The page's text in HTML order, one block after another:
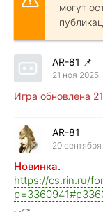
могут
AR-81 📌
21 ноя
Игра обновлена
AR-81
20
Новинка.
https://cs.rin.ru/